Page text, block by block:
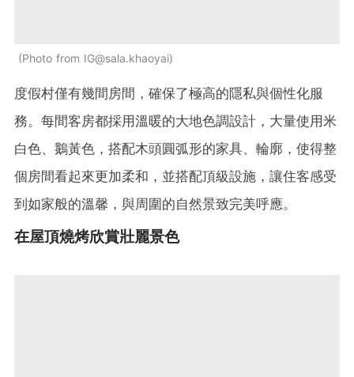
Photo from IG@sala.khaoyai
度假村僅有幾間房間，確保了極高的隱私與個性化服
務。每間客房都採用溫暖的大地色調設計，大量使用米
白色、鵝黃色，搭配木頭圓弧形的家具、輪廓，使得整
個房間看起來更加柔和，並搭配頂級設施，讓住客感受
到如家般的溫馨，與周圍的自然景致完美呼應。
在屋頂燒烤欣賞壯麗景色